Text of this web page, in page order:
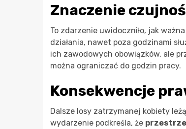
Znaczenie
To zdarzenie uwidoczniło, jak
działania, nawet poza godzinami
ich zawodowych obowiązków, ale
można ograniczać do godzin pracy.
Konsekwencje
Dalsze losy zatrzymanej kobiety
wydarzenie podkreśla, że